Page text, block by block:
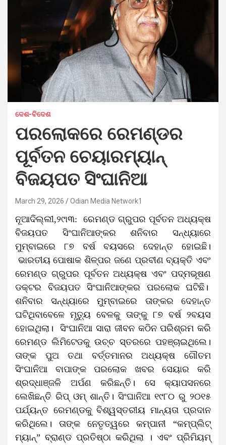
ଦେଶ-ବିଦେଶ
ପରଲୋକରେ ରେମଣ୍ଡର
ପୂର୍ବତନ ଚେୟାରମ୍ୟାନ୍
ବିଜୟପତ ସିଂଘାନିଆ
March 29, 2026 Odian Media Network1
ନୂଆଦିଲ୍ଲୀ,୨୯ା୩: ରେମଣ୍ଡ ଗ୍ରୁପର ପୂର୍ବତନ ଅଧ୍ୟକ୍ଷ
ବିଜୟପତ ସିଂଘାନିଆଙ୍କର ଶନିବାର ସନ୍ଧ୍ୟାରେ
ମୁମ୍ବାଇରେ ୮୭ ବର୍ଷ ବୟସରେ ଦେହାନ୍ତ ହୋଇଛି।
ଭାରତୀୟ ପୋଷାକ ଶିଳ୍ପର ଜଣେ ପ୍ରବୀଣ ବ୍ୟକ୍ତି ଏବଂ
ରେମଣ୍ଡ ଗ୍ରୁପର ପୂର୍ବତନ ଅଧ୍ୟକ୍ଷ ଏବଂ ପଦ୍ମଭୂଷଣ
ଡକ୍ଟର ବିଜୟପତ ସିଂଘାନିଆଙ୍କର ପରଲୋକ ଘଟିଛି।
ଶନିବାର ସନ୍ଧ୍ୟାରେ ମୁମ୍ବାଇରେ ତାଙ୍କର ଦେହାନ୍ତ
ଘଟିଥିବାବେଳେ ମୃତ୍ୟୁ ବେଳକୁ ତାଙ୍କୁ ୮୭ ବର୍ଷ ୨ବୟସ
ହୋଇଥିଲା। ସିଂଘାନିଆ ସାରା ଜୀବନ କଠିନ ପରିଶ୍ରମ କରି
ରେମଣ୍ଡ ଲିମିଟେଡକୁ ଉଚ୍ଚ ସ୍ତରରେ ପହଞ୍ଚାଇଥିଲେ।
ତାଙ୍କ ପୁଅ ତଥା ବର୍ତ୍ତମାନର ଅଧ୍ୟକ୍ଷ ଗୌତମ
ସିଂଘାନିଆ ବାପାଙ୍କ ପରଲୋକ ଖବର ସେୟାର କରି
ଶ୍ରଦ୍ଧାଞ୍ଜଳି ଅର୍ପଣ କରିଛନ୍ତି। ସେ କ୍ୟାପସନରେ
ଲେଖିଛନ୍ତି ରିପ୍ ଓମ୍‌ ଶାନ୍ତି। ସିଂଘାନିଆ ୧୯୮୦ ରୁ ୨୦୧୫
ପର୍ଯ୍ୟନ୍ତ ରେମଣ୍ଡକୁ ବିଶ୍ୱସ୍ତରୀୟ ମାନ୍ୟତା ପ୍ରଦାନ
କରିଥିଲେ। ତାଙ୍କ ନେତୃତ୍ୱରେ କମ୍ପାନୀ “କମ୍ପ୍ଲିଟ୍
ମ୍ୟାନ୍” ବ୍ରାଣ୍ଡ ପ୍ରତିଷ୍ଠା କରିଥିଲା । ​​ଏବଂ ପ୍ରିମିୟମ୍